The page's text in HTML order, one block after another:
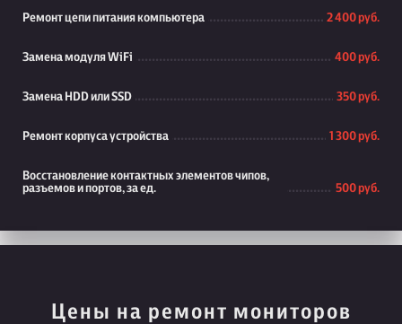
Ремонт цепи питания компьютера 2 400 руб.
Замена модуля WiFi 400 руб.
Замена HDD или SSD 350 руб.
Ремонт корпуса устройства 1 300 руб.
Восстановление контактных элементов чипов,
разъемов и портов, за ед.
500 руб.
Цены на ремонт мониторов